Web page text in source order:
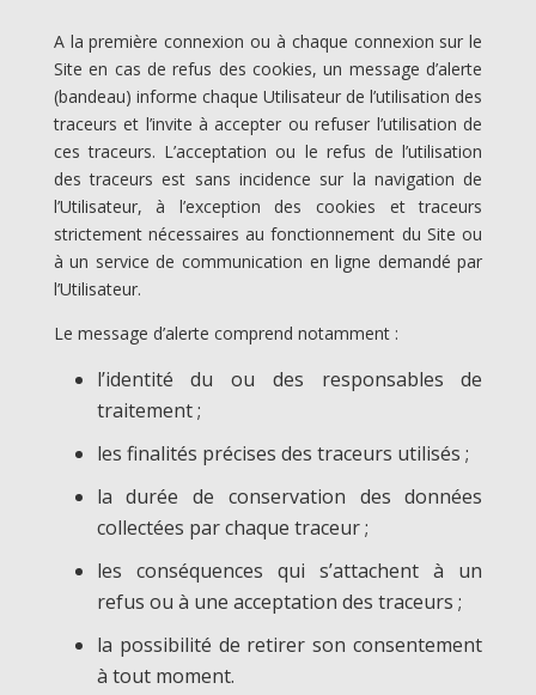
A la première connexion ou à chaque connexion sur le
Site en cas de refus des cookies, un message d’alerte
(bandeau) informe chaque Utilisateur de l’utilisation des
traceurs et l’invite à accepter ou refuser l’utilisation de
ces traceurs. L’acceptation ou le refus de l’utilisation
des traceurs est sans incidence sur la navigation de
l’Utilisateur, à l’exception des cookies et traceurs
strictement nécessaires au fonctionnement du Site ou
à un service de communication en ligne demandé par
l’Utilisateur.
Le message d’alerte comprend notamment :
l’identité du ou des responsables de
traitement ;
les finalités précises des traceurs utilisés ;
la durée de conservation des données
collectées par chaque traceur ;
les conséquences qui s’attachent à un
refus ou à une acceptation des traceurs ;
la possibilité de retirer son consentement
à tout moment.